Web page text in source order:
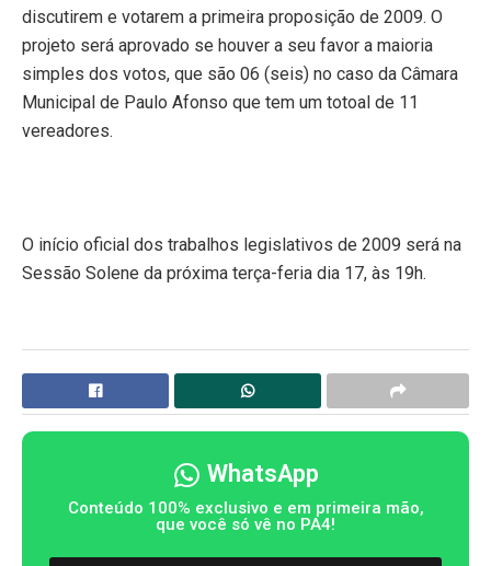
discutirem e votarem a primeira proposição de 2009. O
projeto será aprovado se houver a seu favor a maioria
simples dos votos, que são 06 (seis) no caso da Câmara
Municipal de Paulo Afonso que tem um totoal de 11
vereadores.
O início oficial dos trabalhos legislativos de 2009 será na
Sessão Solene da próxima terça-feria dia 17, às 19h.
WhatsApp
Conteúdo 100% exclusivo e em primeira mão,
que você só vê no PA4!